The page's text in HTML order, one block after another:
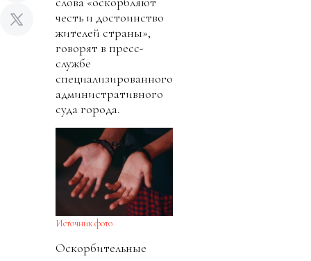
честь и достоинство
жителей страны»,
говорят в пресс-
службе
специализированного
административного
суда города.
Источник фото
Оскорбительные